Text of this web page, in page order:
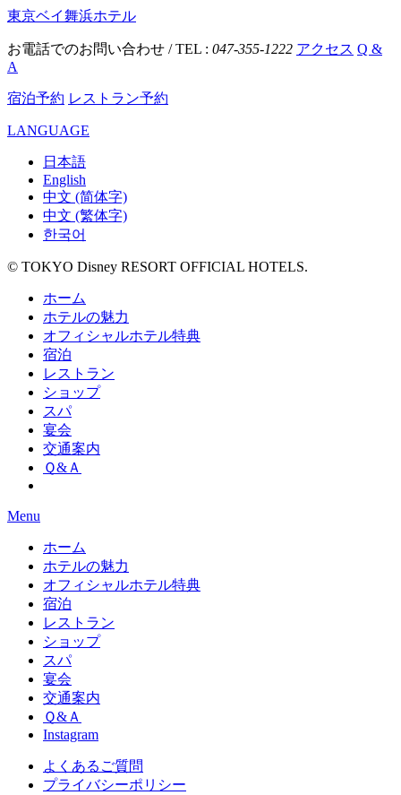
東京ベイ舞浜ホテル
お電話でのお問い合わせ / TEL : 047-355-1222 アクセス Q &
A
宿泊予約 レストラン予約
LANGUAGE
日本語
English
中文 (简体字)
中文 (繁体字)
한국어
© TOKYO Disney RESORT OFFICIAL HOTELS.
ホーム
ホテルの魅力
オフィシャルホテル特典
宿泊
レストラン
ショップ
スパ
宴会
交通案内
Ｑ&Ａ
Menu
ホーム
ホテルの魅力
オフィシャルホテル特典
宿泊
レストラン
ショップ
スパ
宴会
交通案内
Ｑ&Ａ
Instagram
よくあるご質問
プライバシーポリシー